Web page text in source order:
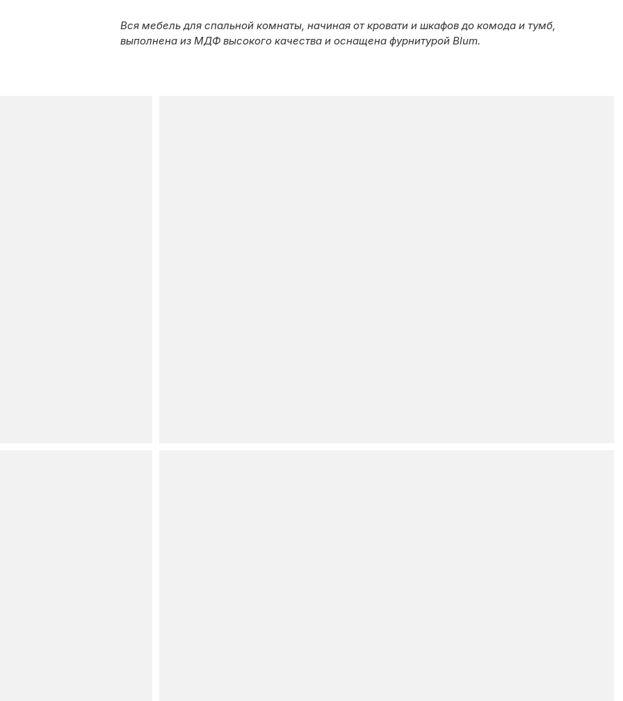
Вся мебель для спальной комнаты, начиная от кровати и шкафов до комода и тумб,
выполнена из МДФ высокого качества и оснащена фурнитурой Blum.
ОТЗЫВЫ